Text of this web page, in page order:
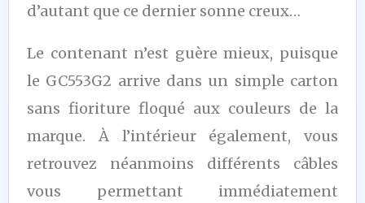
d’autant que ce dernier sonne creux…
Le contenant n’est guère mieux, puisque
le GC553G2 arrive dans un simple carton
sans fioriture floqué aux couleurs de la
marque. À l’intérieur également, vous
retrouvez néanmoins différents câbles
vous permettant immédiatement